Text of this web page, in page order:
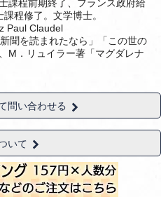
課程前期終了、フランス政府給
程修了。文学博士。
Paul Claudel
聞を読まれたなら」「この世の
M．リュイラー著「マグダレナ
問い合わせる
いて